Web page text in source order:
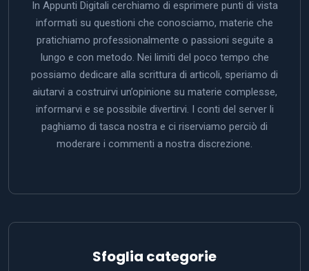
In Appunti Digitali cerchiamo di esprimere punti di vista
informati su questioni che conosciamo, materie che
pratichiamo professionalmente o passioni seguite a
lungo e con metodo. Nei limiti del poco tempo che
possiamo dedicare alla scrittura di articoli, speriamo di
aiutarvi a costruirvi un’opinione su materie complesse,
informarvi e se possibile divertirvi. I conti del server li
paghiamo di tasca nostra e ci riserviamo perciò di
moderare i commenti a nostra discrezione.
Sfoglia categorie